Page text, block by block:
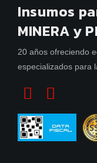
Insumos
MINERA y
20 años ofreciendo
especializados para